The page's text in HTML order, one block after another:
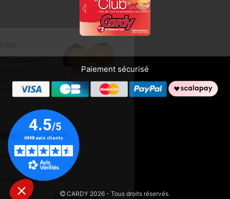
Paiement sécurisé
CARDY 2026 - Tous droits réservés.
ce site vous intéresse avant de vous
déranger, mais on aimerait bien vous
accompagner pendant votre visite...
C'est OK pour vous ?
Lire la politique de cookies
Voici pourquoi nous utilisons des cookies.
Statistiques et audience
Partage de données avec Google
Consentements certifiés par
Je choisis OK pour moi